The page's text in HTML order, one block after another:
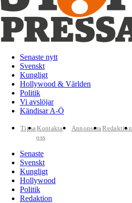
Senaste nytt
Svenskt
Kungligt
Hollywood & Världen
Politik
Vi avslöjar
Kändisar A-Ö
TipsaKontakta
oss
AnnonseraRedaktion
Senaste
Svenskt
Kungligt
Hollywood
Politik
Redaktion